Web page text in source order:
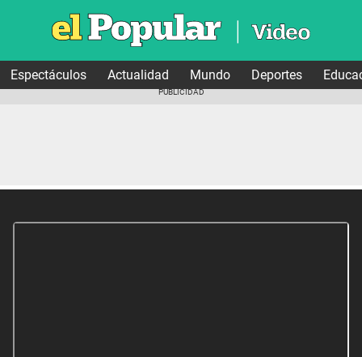
Espectáculos Actualidad Mundo Deportes